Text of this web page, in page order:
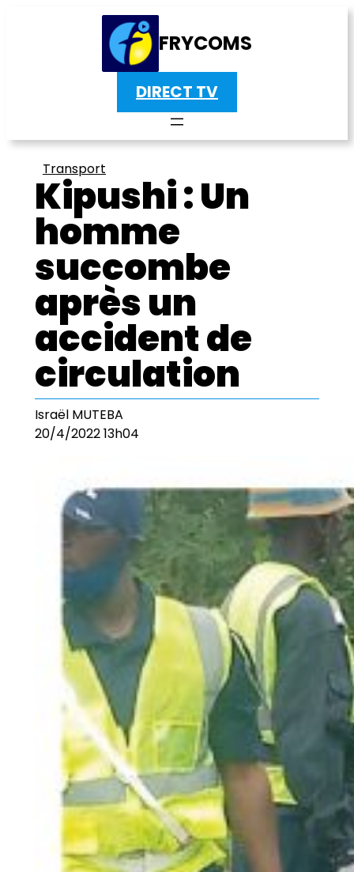
FRYCOMS
DIRECT TV
Transport
Kipushi : Un
homme
succombe
après un
accident de
circulation
Israël MUTEBA
20/4/2022 13h04